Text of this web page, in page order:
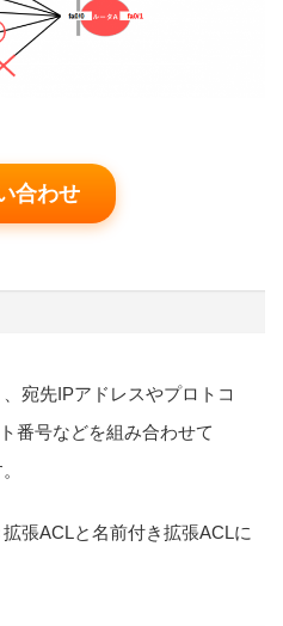
合わせ
宛先IPアドレスやプロトコ
番号などを組み合わせて
張ACLと名前付き拡張ACLに